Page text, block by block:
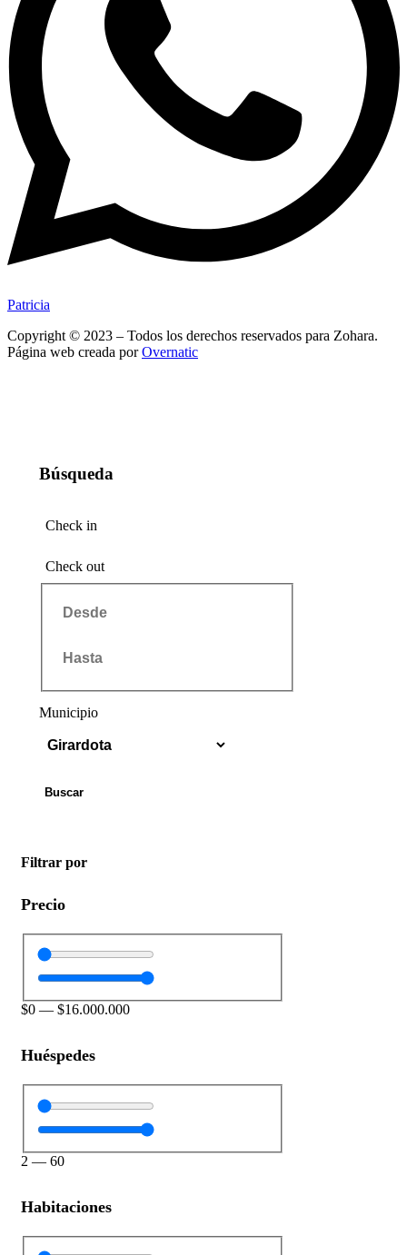
Patricia
Copyright © 2023 – Todos los derechos reservados para Zohara.
Página web creada porOvernatic
Búsqueda
Check in
Check out
Municipio
Buscar
Filtrar por
Precio
$0 — $16.000.000
Huéspedes
2 — 60
Habitaciones